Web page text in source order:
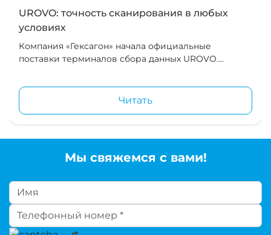
UROVO: точность сканирования в любых
условиях
Компания «Гексагон» начала официальные
поставки терминалов сбора данных UROVO....
Читать
Мы свяжемся с вами!